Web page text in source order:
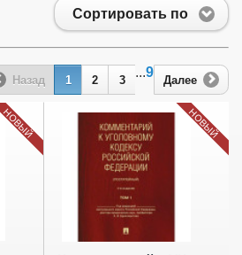
Сортировать по
Назад 1 2 3
...9
Далее
НОВЫЙ НОВЫЙ